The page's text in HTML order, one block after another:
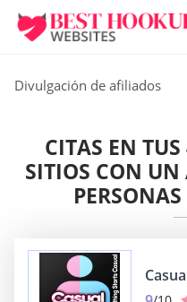
Divulgación de afiliados
CITAS EN
SITIOS CON